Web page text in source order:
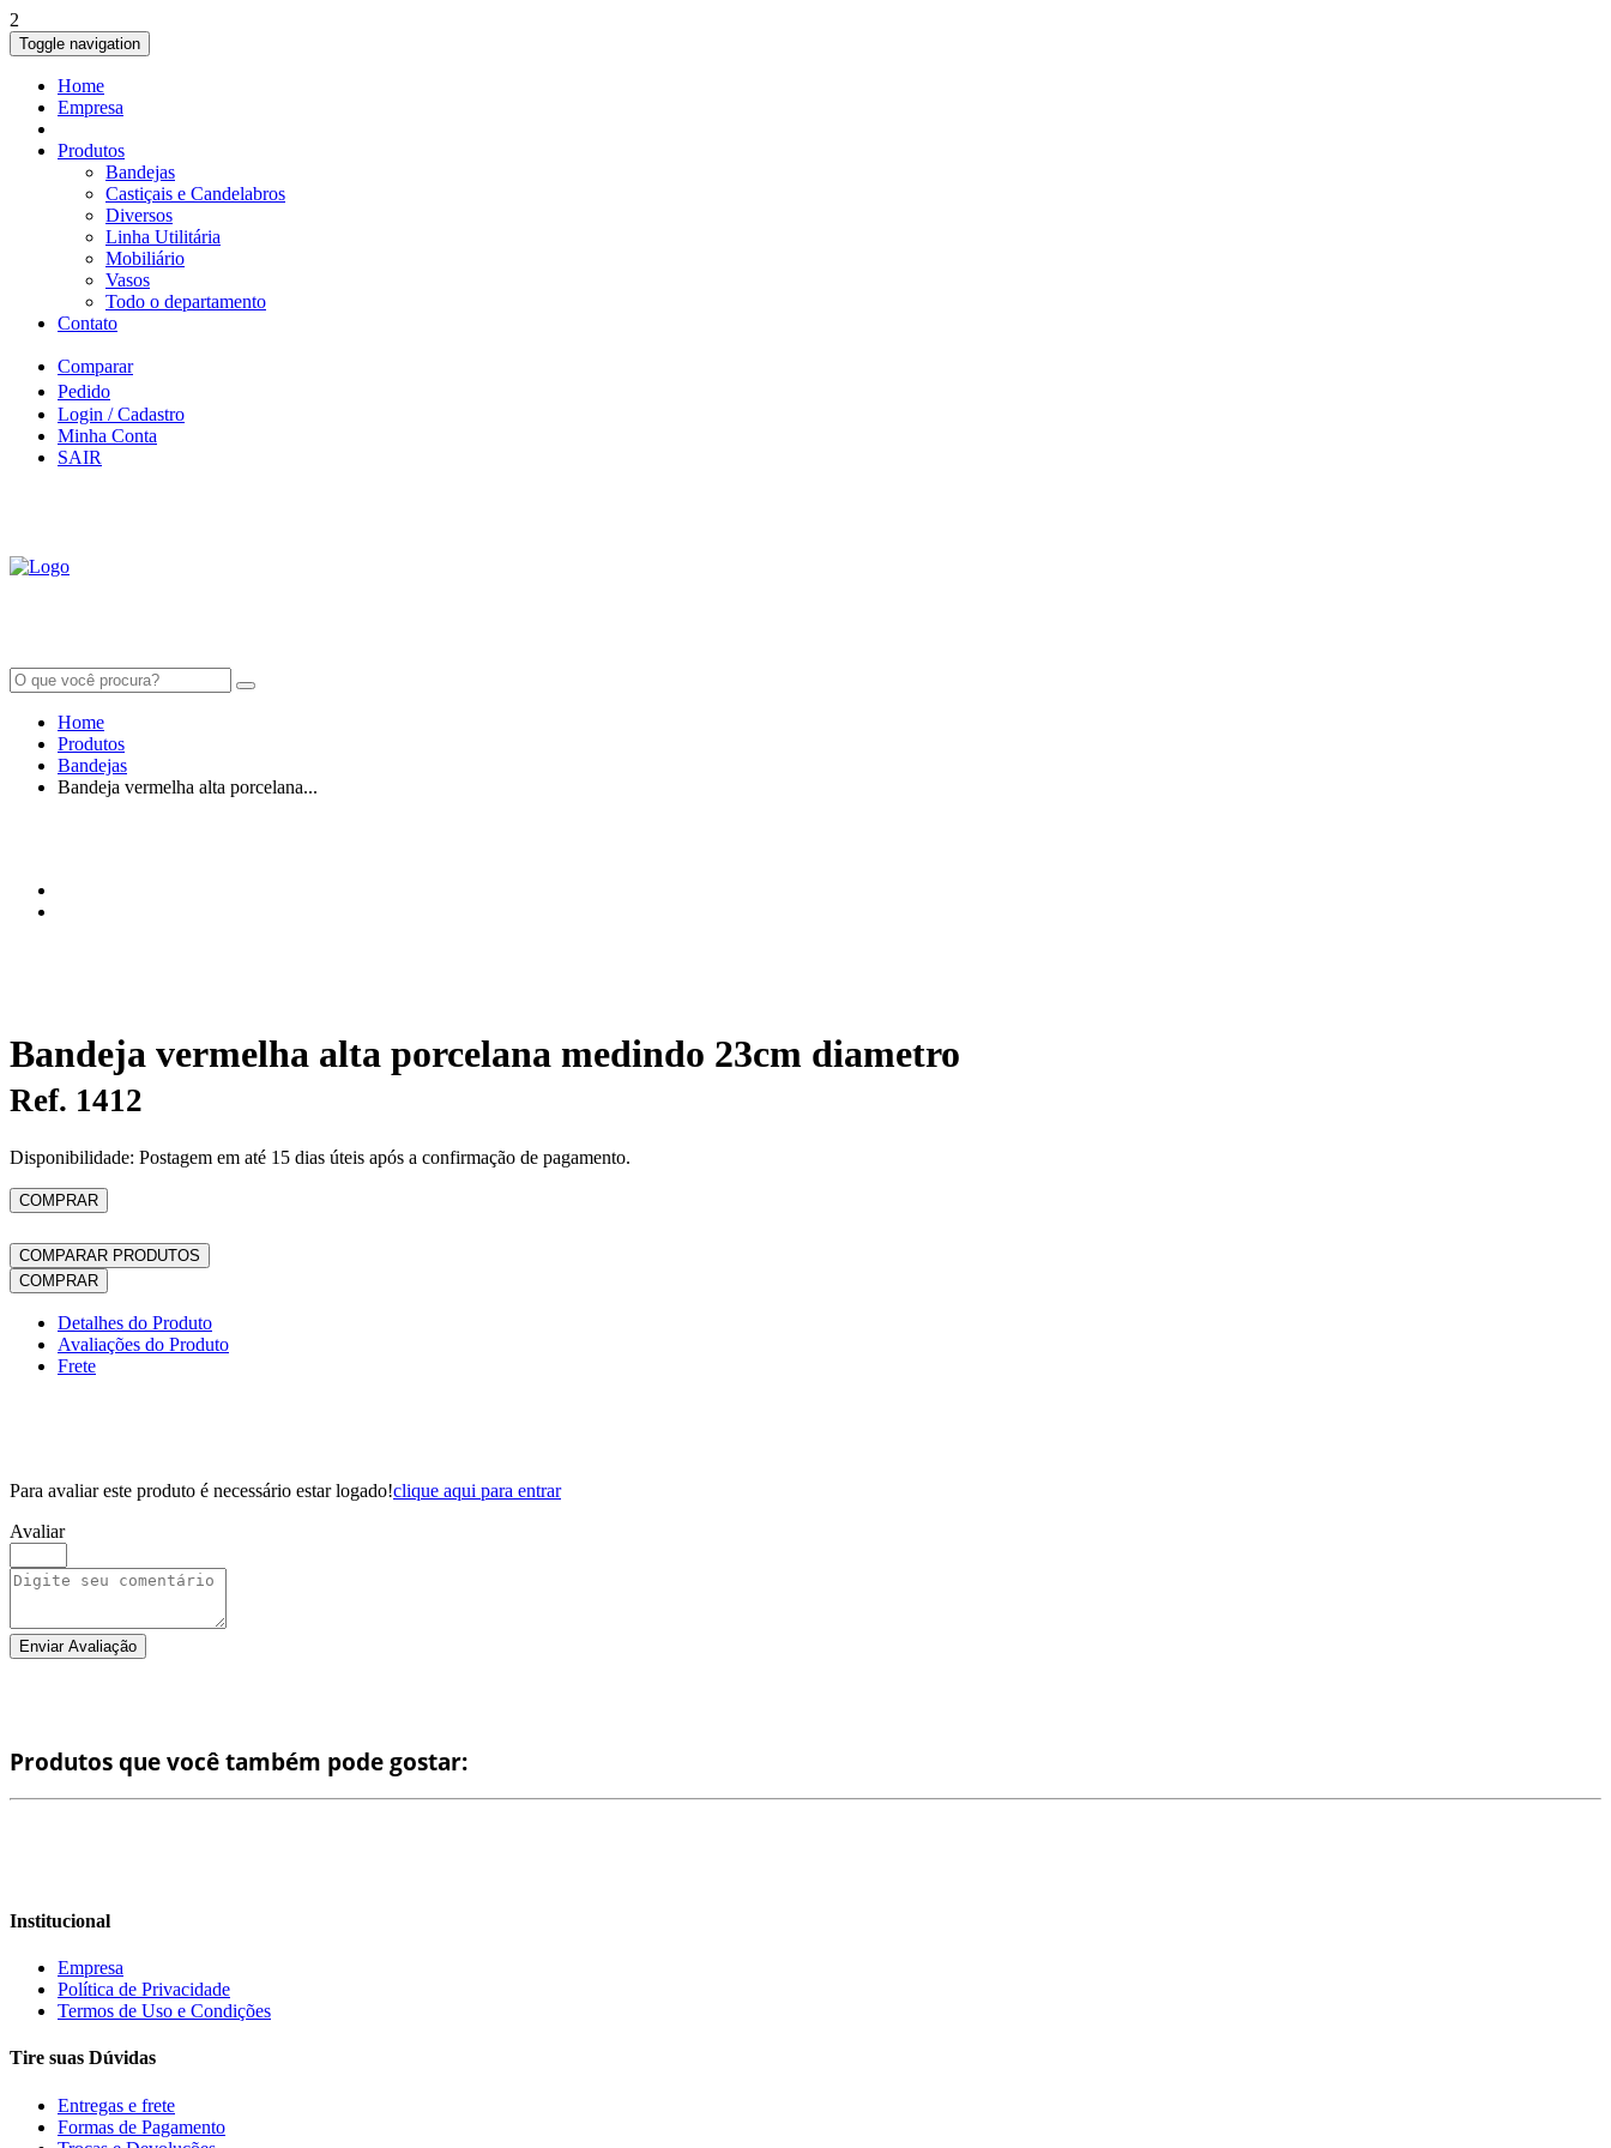
2
Toggle navigation
Home
Empresa
Produtos
Bandejas
Castiçais e Candelabros
Diversos
Linha Utilitária
Mobiliário
Vasos
Todo o departamento
Contato
Comparar
Pedido
Login / Cadastro
Minha Conta
SAIR
Home
Produtos
Bandejas
Bandeja vermelha alta porcelana...
Bandeja vermelha alta porcelana medindo 23cm diametro
Ref. 1412
Disponibilidade: Postagem em até 15 dias úteis após a confirmação de pagamento.
COMPRAR
COMPARAR PRODUTOS
COMPRAR
Detalhes do Produto
Avaliações do Produto
Frete
Para avaliar este produto é necessário estar logado!clique aqui para entrar
Avaliar
Enviar Avaliação
Produtos que você também pode gostar:
Institucional
Empresa
Política de Privacidade
Termos de Uso e Condições
Tire suas Dúvidas
Entregas e frete
Formas de Pagamento